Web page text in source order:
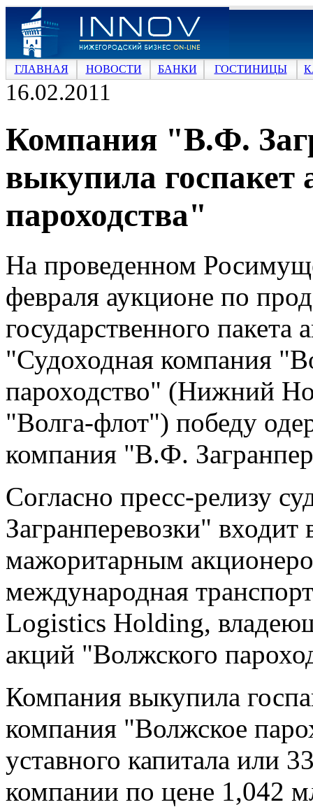
ГЛАВНАЯ НОВОСТИ БАНКИ ГОСТИНИЦЫ
16.02.2011
Компания "В.Ф.
выкупила
пароходства"
На проведенном
февраля аукционе по
государственного
"Судоходная компания
пароходство" (Нижний
"Волга-флот") победу
компания "В.Ф.
Согласно пресс-релизу
Загранперевозки"
мажоритарным
международная
Logistics Holding,
акций "Волжского
Компания выкупила
компания "Волжское
уставного капитала или
компании по цене 1,042